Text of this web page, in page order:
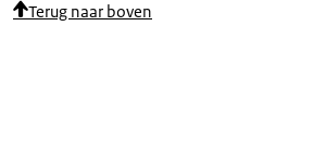
Terug naar boven